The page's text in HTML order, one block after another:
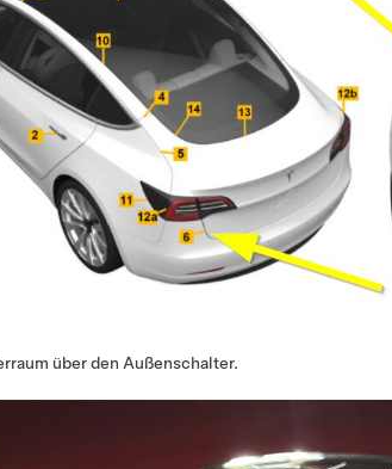
über den Außenschalter.